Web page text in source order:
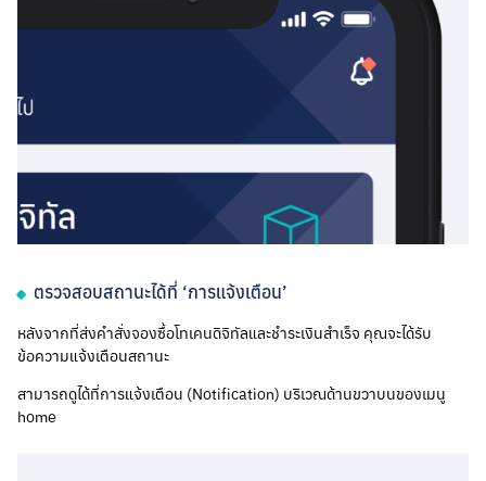
ตรวจสอบสถานะได้ที่ ‘การแจ้งเตือน’
หลังจากที่ส่งคำสั่งจองซื้อโทเคนดิจิทัลและชำระเงินสำเร็จ คุณจะได้รับ
ข้อความแจ้งเตือนสถานะ
สามารถดูได้ที่การแจ้งเตือน (Notification) บริเวณด้านขวาบนของเมนู
home